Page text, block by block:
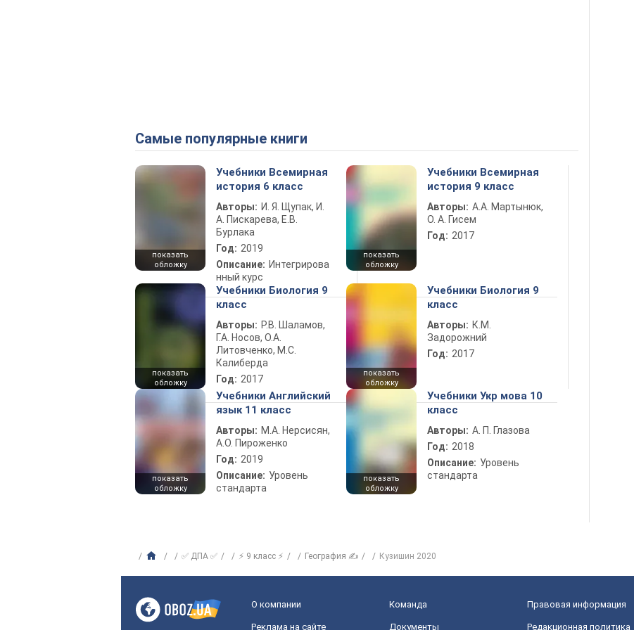
Самые популярные книги
показать
обложку
Учебники Всемирная
история 6 класс
Авторы: И. Я. Щупак, И.
А. Пискарева, Е.В.
Бурлака
Год: 2019
Описание: Интегрирова
нный курс
показать
обложку
Учебники Всемирная
история 9 класс
Авторы: А.А. Мартынюк,
О. А. Гисем
Год: 2017
показать
обложку
Учебники Биология 9
класс
Авторы: Р.В. Шаламов,
Г.А. Носов, О.А.
Литовченко, М.С.
Калиберда
Год: 2017
показать
обложку
Учебники Биология 9
класс
Авторы: К.М.
Задорожний
Год: 2017
показать
обложку
Учебники Английский
язык 11 класс
Авторы: М.А. Нерсисян,
А.О. Пироженко
Год: 2019
Описание: Уровень
стандарта
показать
обложку
Учебники Укр мова 10
класс
Авторы: А. П. Глазова
Год: 2018
Описание: Уровень
стандарта
✅ ДПА ✅ ⚡ 9 класс ⚡ География ✍ Кузишин 2020
О компании Команда Правовая информация
Реклама на сайте Документы Редакционная политика